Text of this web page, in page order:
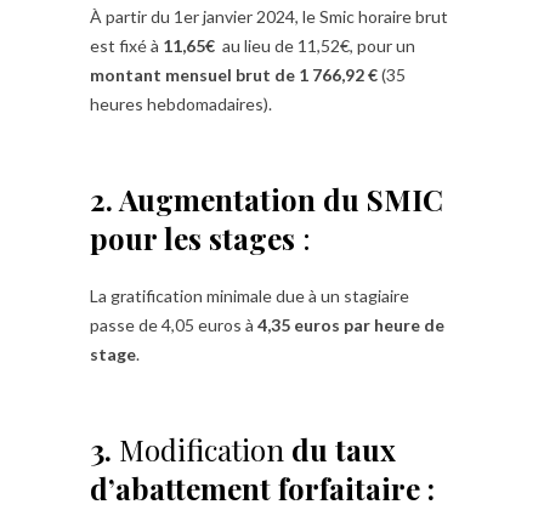
À partir du 1er janvier 2024, le Smic horaire brut
est fixé à 11,65€ au lieu de 11,52€, pour un
montant mensuel brut de 1 766,92 €(35
heures hebdomadaires).
2. Augmentation du SMIC
pour les stages :
La gratification minimale due à un stagiaire
passe de 4,05 euros à 4,35 euros par heure de
stage.
3. Modification du taux
d’abattement forfaitaire :